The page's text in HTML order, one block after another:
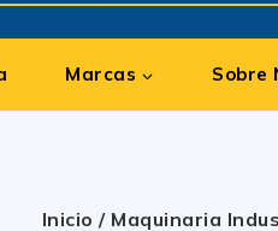
Marcas Sobre
Inicio / Maquinaria